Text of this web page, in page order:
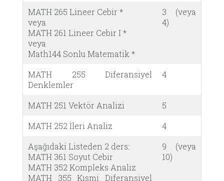
MATH 265 Lineer Cebir *
veya
MATH 261 Lineer Cebir I *
veya
Math144 Sonlu Matematik *
3 (veya
4)
MATH 255 Diferansiyel
Denklemler
4
MATH 251 Vektör Analizi
5
MATH 252 İleri Analiz
4
Aşağıdaki Listeden 2 ders:
MATH 361 Soyut Cebir
MATH 352 Kompleks Analiz
MATH 355 Kısmi Diferansiyel
9 (veya
10)